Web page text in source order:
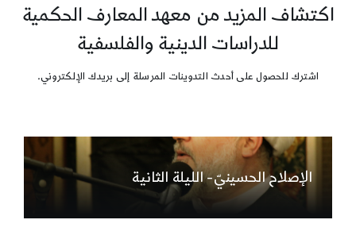
اكتشاف المزيد من معهد المعارف الحكمية
للدراسات الدينية والفلسفية
اشترك للحصول على أحدث التدوينات المرسلة إلى بريدك الإلكتروني.
الإصلاح الحسينيّ- الليلة الثانية